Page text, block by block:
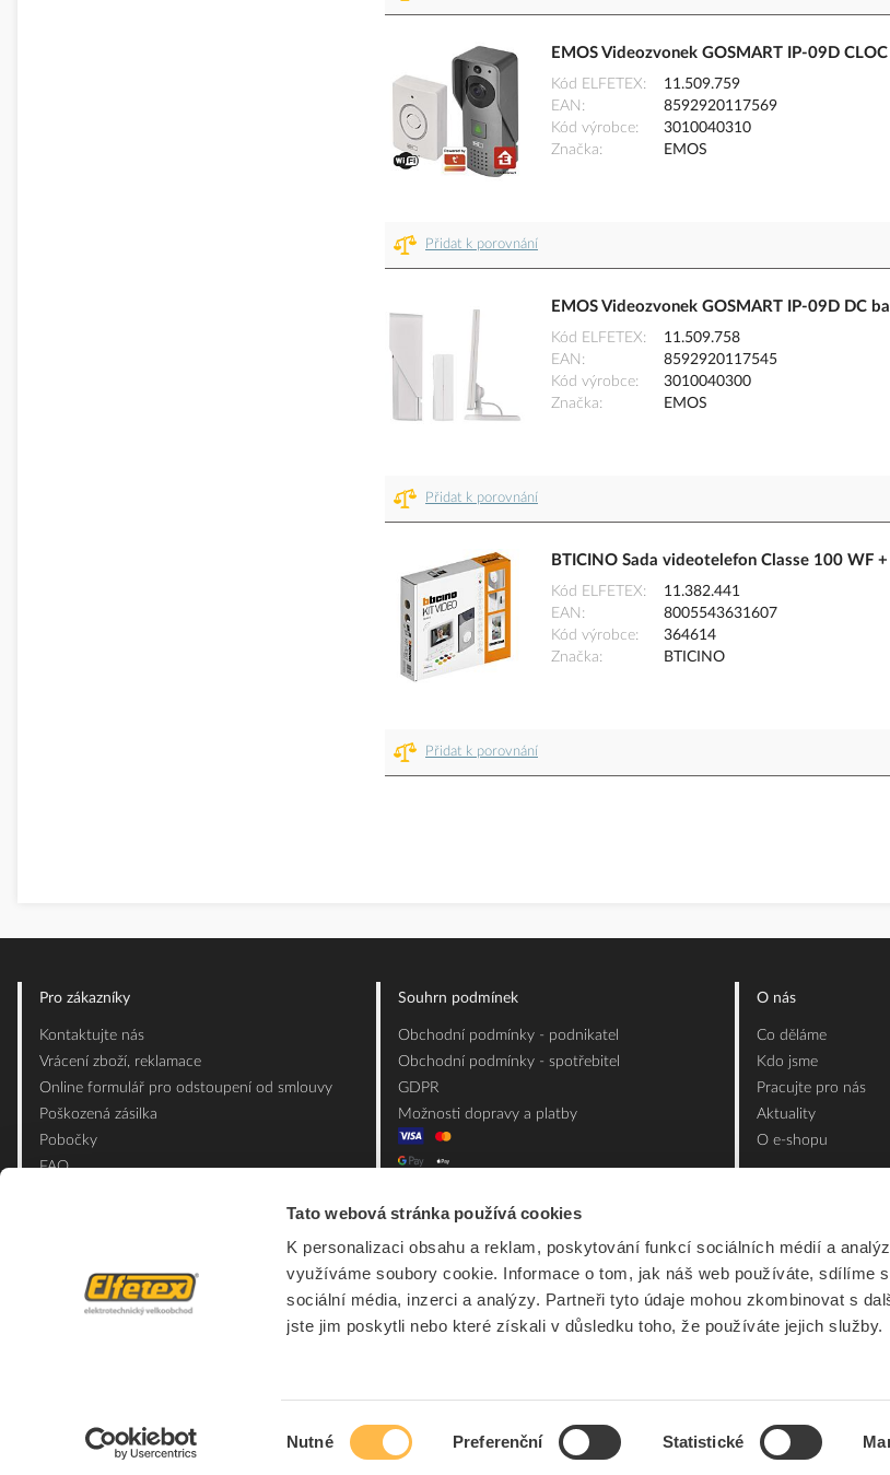
Tato webová stránka používá cookies
K personalizaci obsahu a reklam, poskytování funkcí sociálních médií a
využíváme soubory cookie. Informace o tom, jak náš web používáte, sdílíme
sociální média, inzerci a analýzy. Partneři tyto údaje mohou zkombinovat s
jste jim poskytli nebo které získali v důsledku toho, že používáte jejich služby.
Nutné Preferenční Statistické
EMOS Videozvonek GOSMART IP-09D CLOC
Kód ELFETEX
11.509.759
EAN
8592920117569
Kód výrobce
3010040310
Značka
EMOS
Přidat k porovnání
EMOS Videozvonek GOSMART IP-09D DC
Kód ELFETEX
11.509.758
EAN
8592920117545
Kód výrobce
3010040300
Značka
EMOS
Přidat k porovnání
BTICINO Sada videotelefon Classe 100 WF
Kód ELFETEX
11.382.441
EAN
8005543631607
Kód výrobce
364614
Značka
BTICINO
Přidat k porovnání
Pro zákazníky
Kontaktujte nás
Vrácení zboží, reklamace
Online formulář pro odstoupení od smlouvy
Poškozená zásilka
Pobočky
FAQ
Souhrn podmínek
Obchodní podmínky - podnikatel
Obchodní podmínky - spotřebitel
GDPR
Možnosti dopravy a platby
O nás
Co děláme
Kdo jsme
Pracujte pro nás
Aktuality
O e-shopu